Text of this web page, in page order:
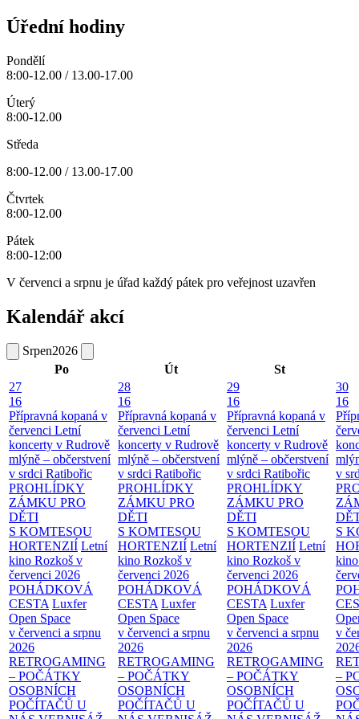
Úřední hodiny
Pondělí
8:00-12.00 / 13.00-17.00
Úterý
8:00-12.00
Středa
8:00-12.00 / 13.00-17.00
Čtvrtek
8:00-12.00
Pátek
8:00-12:00
V červenci a srpnu je úřad každý pátek pro veřejnost uzavřen
Kalendář akcí
Srpen2026
Po
Út
St
27
16
Přípravná kopaná v
červenci Letní
koncerty v Rudrově
mlýně – občerstvení
v srdci Ratibořic
PROHLÍDKY
ZÁMKU PRO
DĚTI
S KOMTESOU
HORTENZIÍ Letní
kino Rozkoš v
červenci 2026
POHÁDKOVÁ
CESTA Luxfer
Open Space
v červenci a srpnu
2026
RETROGAMING
– POČÁTKY
OSOBNÍCH
POČÍTAČŮ U
28
16
Přípravná kopaná v
červenci Letní
koncerty v Rudrově
mlýně – občerstvení
v srdci Ratibořic
PROHLÍDKY
ZÁMKU PRO
DĚTI
S KOMTESOU
HORTENZIÍ Letní
kino Rozkoš v
červenci 2026
POHÁDKOVÁ
CESTA Luxfer
Open Space
v červenci a srpnu
2026
RETROGAMING
– POČÁTKY
OSOBNÍCH
POČÍTAČŮ U
29
16
Přípravná kopaná v
červenci Letní
koncerty v Rudrově
mlýně – občerstvení
v srdci Ratibořic
PROHLÍDKY
ZÁMKU PRO
DĚTI
S KOMTESOU
HORTENZIÍ Letní
kino Rozkoš v
červenci 2026
POHÁDKOVÁ
CESTA Luxfer
Open Space
v červenci a srpnu
2026
RETROGAMING
– POČÁTKY
OSOBNÍCH
POČÍTAČŮ U
30
16
v
S
v
–